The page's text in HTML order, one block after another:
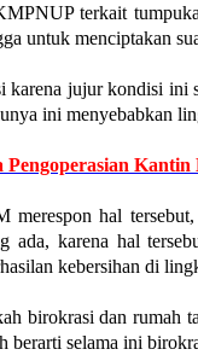
terkait
untuk menciptakan
jujur kondisi
ini menyebabkan
hal
ada, karena hal
kebersihan di
birokrasi dan rumah
selama ini